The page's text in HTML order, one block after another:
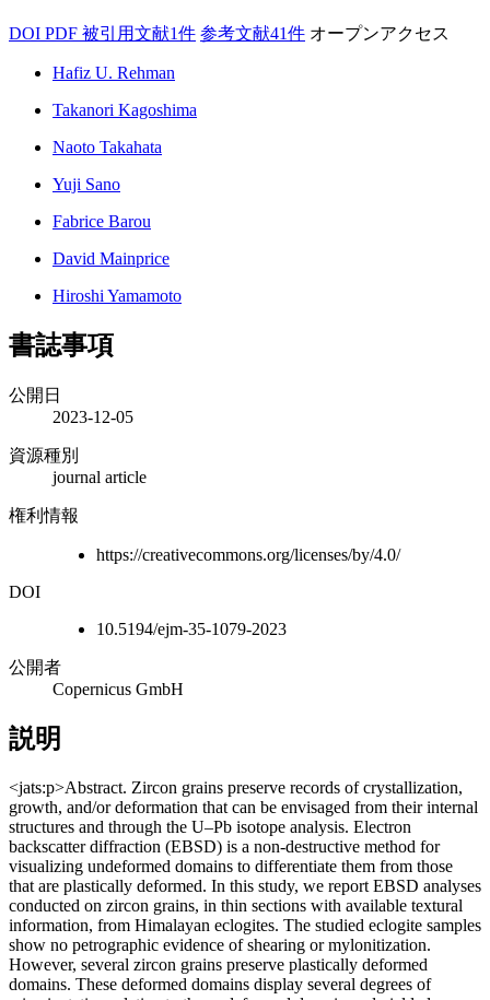
DOI PDF 被引用文献1件 参考文献41件 オープンアクセス
Hafiz U. Rehman
Takanori Kagoshima
Naoto Takahata
Yuji Sano
Fabrice Barou
David Mainprice
Hiroshi Yamamoto
書誌事項
公開日
2023-12-05
資源種別
journal article
権利情報
https://creativecommons.org/licenses/by/4.0/
DOI
10.5194/ejm-35-1079-2023
公開者
Copernicus GmbH
説明
<jats:p>Abstract. Zircon grains preserve records of crystallization,
growth, and/or deformation that can be envisaged from their internal
structures and through the U–Pb isotope analysis. Electron
backscatter diffraction (EBSD) is a non-destructive method for
visualizing undeformed domains to differentiate them from those
that are plastically deformed. In this study, we report EBSD analyses
conducted on zircon grains, in thin sections with available textural
information, from Himalayan eclogites. The studied eclogite samples
show no petrographic evidence of shearing or mylonitization.
However, several zircon grains preserve plastically deformed
domains. These deformed domains display several degrees of